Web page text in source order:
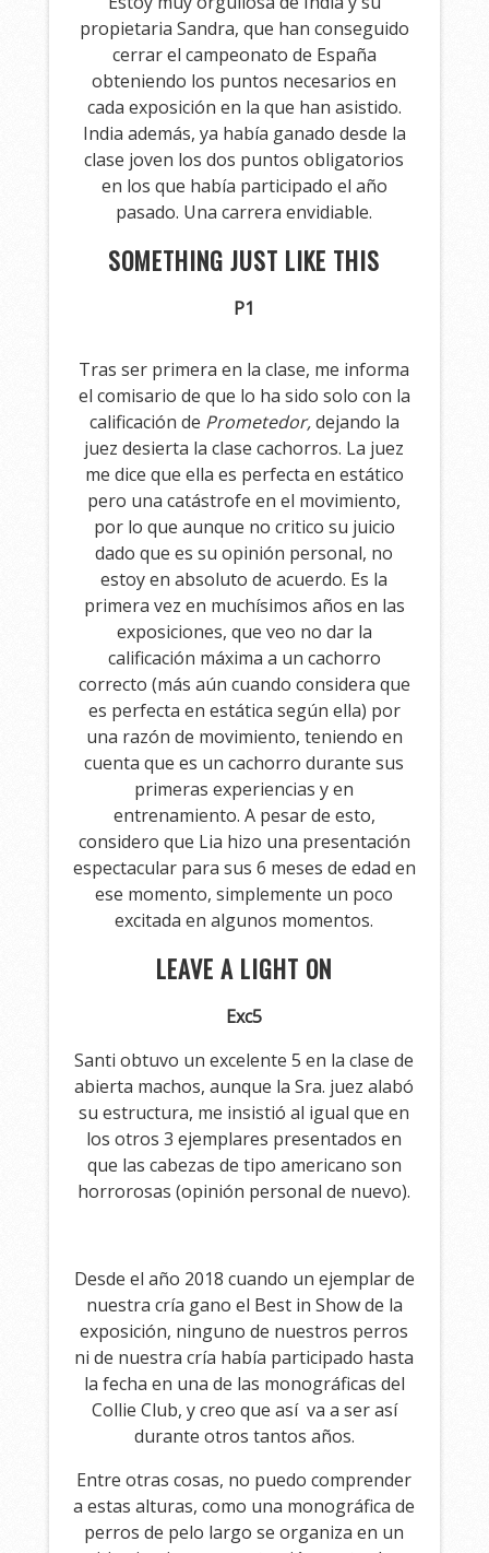
propietaria Sandra, que han conseguido
cerrar el campeonato de España
obteniendo los puntos necesarios en
cada exposición en la que han asistido.
India además, ya había ganado desde la
clase joven los dos puntos obligatorios
en los que había participado el año
pasado. Una carrera envidiable.
SOMETHING JUST LIKE THIS
P1
Tras ser primera en la clase, me informa
el comisario de que lo ha sido solo con la
calificación de Prometedor,dejando la
juez desierta la clase cachorros. La juez
me dice que ella es perfecta en estático
pero una catástrofe en el movimiento,
por lo que aunque no critico su juicio
dado que es su opinión personal, no
estoy en absoluto de acuerdo. Es la
primera vez en muchísimos años en las
exposiciones, que veo no dar la
calificación máxima a un cachorro
correcto (más aún cuando considera que
es perfecta en estática según ella) por
una razón de movimiento, teniendo en
cuenta que es un cachorro durante sus
primeras experiencias y en
entrenamiento. A pesar de esto,
considero que Lia hizo una presentación
espectacular para sus 6 meses de edad en
ese momento, simplemente un poco
excitada en algunos momentos.
LEAVE A LIGHT ON
Exc5
Santi obtuvo un excelente 5 en la clase de
abierta machos, aunque la Sra. juez alabó
su estructura, me insistió al igual que en
los otros 3 ejemplares presentados en
que las cabezas de tipo americano son
horrorosas (opinión personal de nuevo).
Desde el año 2018 cuando un ejemplar de
nuestra cría gano el Best in Show de la
exposición, ninguno de nuestros perros
ni de nuestra cría había participado hasta
la fecha en una de las monográficas del
Collie Club, y creo que así va a ser así
durante otros tantos años.
Entre otras cosas, no puedo comprender
a estas alturas, como una monográfica de
perros de pelo largo se organiza en un